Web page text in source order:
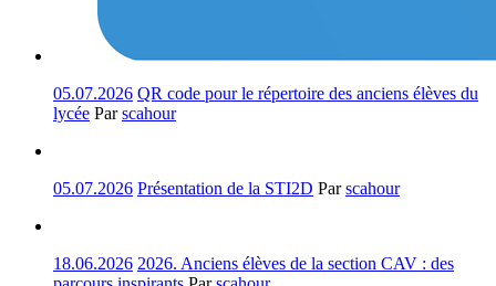
05.07.2026 QR code pour le répertoire des anciens élèves du
lycée Parscahour
05.07.2026 Présentation de la STI2D Parscahour
18.06.2026 2026. Anciens élèves de la section CAV : des